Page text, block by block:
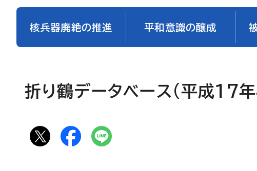
核兵器廃絶の推進 平和意識の醸成
折り鶴データベース(平成17年